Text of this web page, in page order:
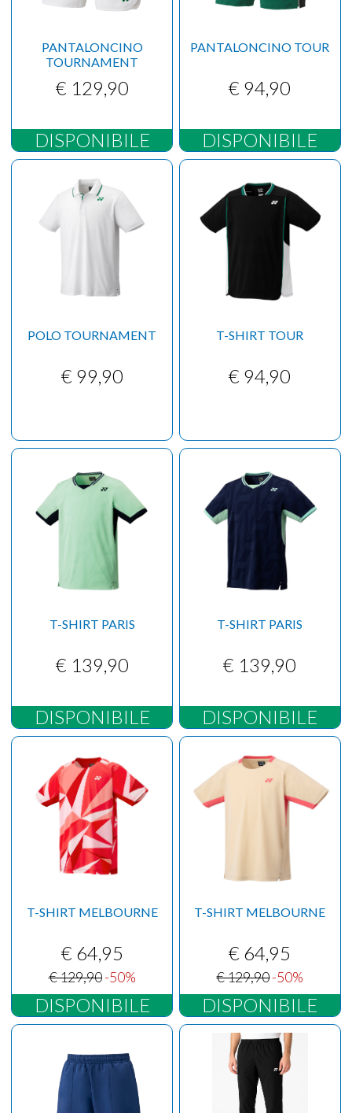
PANTALONCINO
TOURNAMENT
€ 129,90
DISPONIBILE
PANTALONCINO TOUR
€ 94,90
DISPONIBILE
POLO TOURNAMENT
€ 99,90
T-SHIRT TOUR
€ 94,90
T-SHIRT PARIS
€ 139,90
DISPONIBILE
T-SHIRT PARIS
€ 139,90
DISPONIBILE
T-SHIRT MELBOURNE
€ 64,95
€ 129,90 -50%
DISPONIBILE
T-SHIRT MELBOURNE
€ 64,95
€ 129,90-50%
DISPONIBILE